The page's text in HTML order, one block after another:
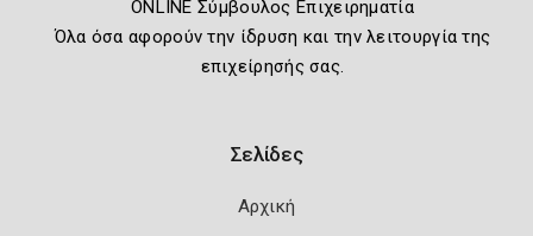
ONLINE Σύμβουλος Επιχειρηματία
Όλα όσα αφορούν την ίδρυση και την λειτουργία της
επιχείρησής σας.
Σελίδες
Αρχική